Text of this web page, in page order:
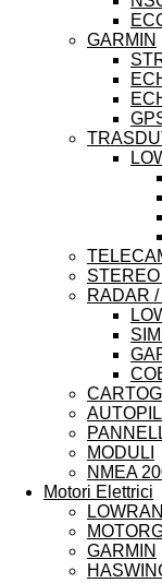
GARMIN
RADAR
MODULI
NMEA
Motori Elettrici
GARMIN